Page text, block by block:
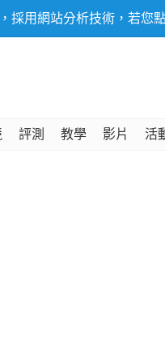
採用網站分析技術，若您
評測 教學 影片 活